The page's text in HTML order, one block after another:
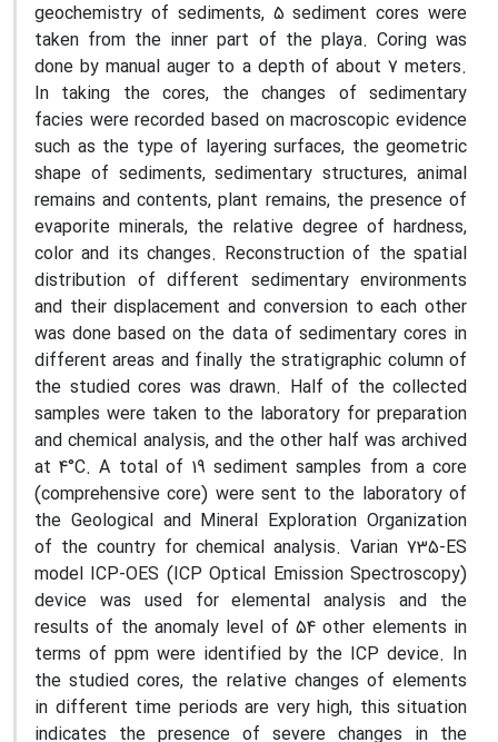
geochemistry of sediments, 5 sediment cores were
taken from the inner part of the playa. Coring was
done by manual auger to a depth of about 7 meters.
In taking the cores, the changes of sedimentary
facies were recorded based on macroscopic evidence
such as the type of layering surfaces, the geometric
shape of sediments, sedimentary structures, animal
remains and contents, plant remains, the presence of
evaporite minerals, the relative degree of hardness,
color and its changes. Reconstruction of the spatial
distribution of different sedimentary environments
and their displacement and conversion to each other
was done based on the data of sedimentary cores in
different areas and finally the stratigraphic column of
the studied cores was drawn. Half of the collected
samples were taken to the laboratory for preparation
and chemical analysis, and the other half was archived
at 4°C. A total of 19 sediment samples from a core
(comprehensive core) were sent to the laboratory of
the Geological and Mineral Exploration Organization
of the country for chemical analysis. Varian 735-ES
model ICP-OES (ICP Optical Emission Spectroscopy)
device was used for elemental analysis and the
results of the anomaly level of 54 other elements in
terms of ppm were identified by the ICP device. In
the studied cores, the relative changes of elements
in different time periods are very high, this situation
indicates the presence of severe changes in the